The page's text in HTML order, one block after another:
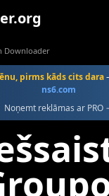
Downloader
pirms kāds cits dara
ns6.com
Noņemt reklāmas ar PRO